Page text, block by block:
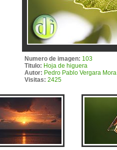
Numero de imagen: 103
Titulo: Hoja de higuera
Autor: Pedro Pablo Vergara Mora
Visitas: 2425